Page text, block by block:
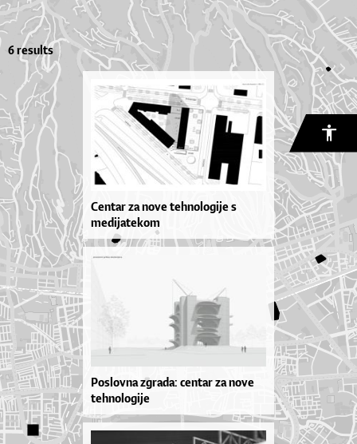
6 results
Centar za nove tehnologije s
medijatekom
Poslovna zgrada: centar za nove
tehnologije